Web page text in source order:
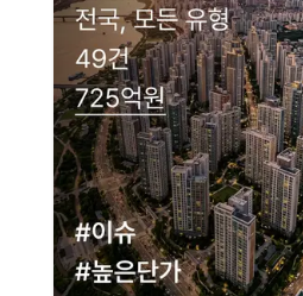
네이버 지도 연
현재 네이버 지도 연결이 원활하지 않
이용에 불편을 드려
다시 시도